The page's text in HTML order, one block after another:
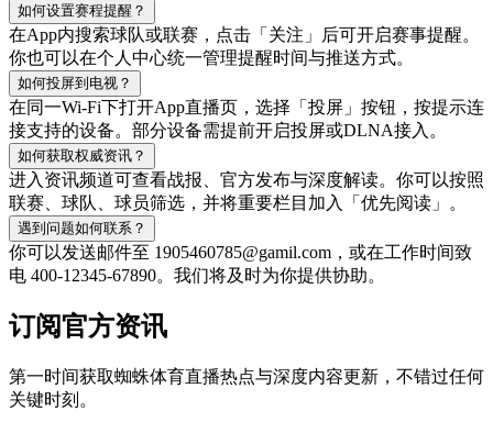
如何设置赛程提醒？
在App内搜索球队或联赛，点击「关注」后可开启赛事提醒。
你也可以在个人中心统一管理提醒时间与推送方式。
如何投屏到电视？
在同一Wi‑Fi下打开App直播页，选择「投屏」按钮，按提示连
接支持的设备。部分设备需提前开启投屏或DLNA接入。
如何获取权威资讯？
进入资讯频道可查看战报、官方发布与深度解读。你可以按照
联赛、球队、球员筛选，并将重要栏目加入「优先阅读」。
遇到问题如何联系？
你可以发送邮件至 1905460785@gamil.com，或在工作时间致
电 400-12345-67890。我们将及时为你提供协助。
订阅官方资讯
第一时间获取蜘蛛体育直播热点与深度内容更新，不错过任何
关键时刻。